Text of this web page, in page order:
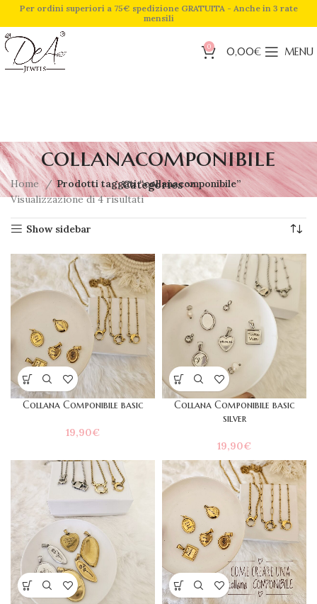
Per ordini superiori a 75€ spedizione GRATUITA - Anche in 3 rate
mensili
0 0,00€ MENU
collanacomponibile
Categories
Home
Prodotti taggati “collanacomponibile”
Visualizzazione di 4 risultati
Show sidebar
Collana Componibile basic
19,90€
Collana Componibile basic
silver
19,90€